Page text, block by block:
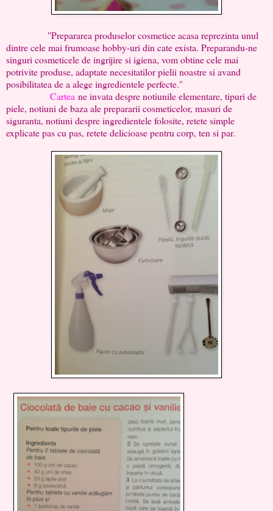
''Prepararea produselor cosmetice acasa reprezinta unul
dintre cele mai frumoase hobby-uri din cate exista. Preparandu-ne
singuri cosmeticele de ingrijire si igiena, vom obtine cele mai
potrivite produse, adaptate necesitatilor pielii noastre si avand
posibilitatea de a alege ingredientele perfecte.''
Cartea ne invata despre notiunile elementare, tipuri de
piele, notiuni de baza ale prepararii cosmeticelor, masuri de
siguranta, notiuni despre ingredientele folosite, retete simple
explicate pas cu pas, retete delicioase pentru corp, ten si par.